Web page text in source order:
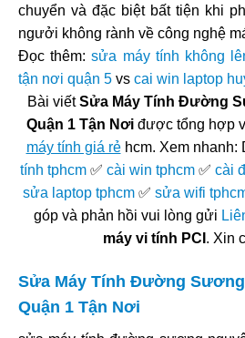
chuyển và đặc biệt bất tiện khi
ngưởi không rành về công nghệ
Đọc thêm:sửa máy tính không
tận nơi quận 5 vs cai win laptop
Bài viếtSửa Máy Tính Đường
Quận 1 Tận Nơi được tổng hợp
máy tính giá rẻhcm. Xem nhanh:
tính tphcm✅ cài win tphcm✅ cài
sửa laptop tphcm✅ sửa wifi
góp và phản hồi vui lòng gửi
máy vi tính PCI . Xin
Sửa Máy Tính Đường
Quận 1 Tận Nơi